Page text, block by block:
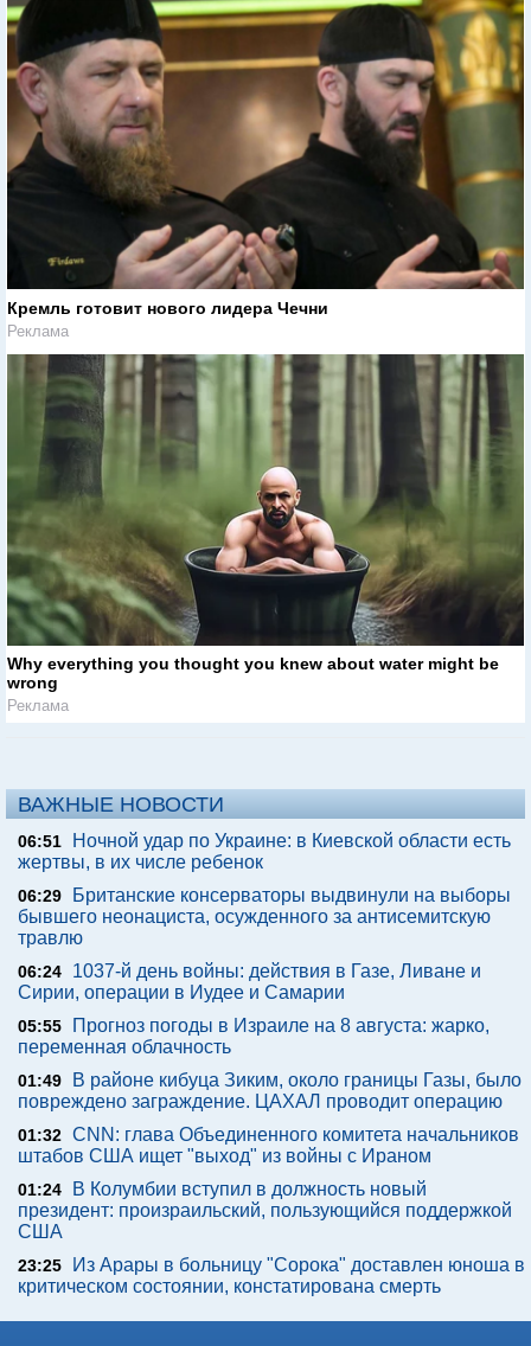
Кремль готовит нового лидера Чечни
Реклама
Why everything you thought you knew about water might be
wrong
Реклама
ВАЖНЫЕ НОВОСТИ
06:51
Ночной удар по Украине: в Киевской области есть
жертвы, в их числе ребенок
06:29
Британские консерваторы выдвинули на выборы
бывшего неонациста, осужденного за антисемитскую
травлю
06:24
1037-й день войны: действия в Газе, Ливане и
Сирии, операции в Иудее и Самарии
05:55
Прогноз погоды в Израиле на 8 августа: жарко,
переменная облачность
01:49
В районе кибуца Зиким, около границы Газы, было
повреждено заграждение. ЦАХАЛ проводит операцию
01:32 CNN: глава Объединенного комитета начальников
штабов США ищет "выход" из войны с Ираном
01:24
В Колумбии вступил в должность новый
президент: произраильский, пользующийся поддержкой
США
23:25
Из Арары в больницу "Сорока" доставлен юноша в
критическом состоянии, констатирована смерть